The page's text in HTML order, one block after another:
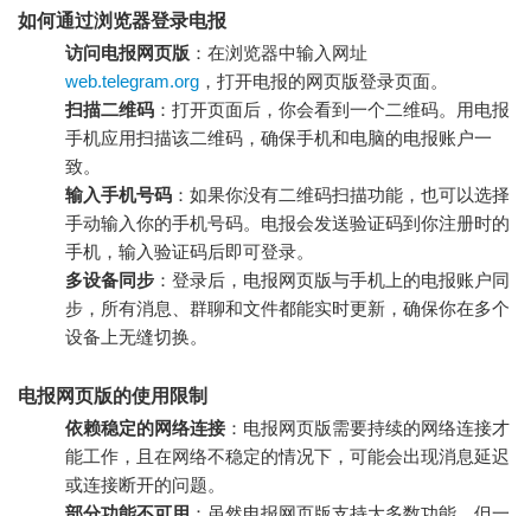
如何通过浏览器登录电报
访问电报网页版 ：在浏览器中输入网址
web.telegram.org ，打开电报的网页版登录页面。
扫描二维码 ：打开页面后，你会看到一个二维码。用电报
手机应用扫描该二维码，确保手机和电脑的电报账户一
致。
输入手机号码 ：如果你没有二维码扫描功能，也可以选择
手动输入你的手机号码。电报会发送验证码到你注册时的
手机，输入验证码后即可登录。
多设备同步 ：登录后，电报网页版与手机上的电报账户同
步，所有消息、群聊和文件都能实时更新，确保你在多个
设备上无缝切换。
电报网页版的使用限制
依赖稳定的网络连接 ：电报网页版需要持续的网络连接才
能工作，且在网络不稳定的情况下，可能会出现消息延迟
或连接断开的问题。